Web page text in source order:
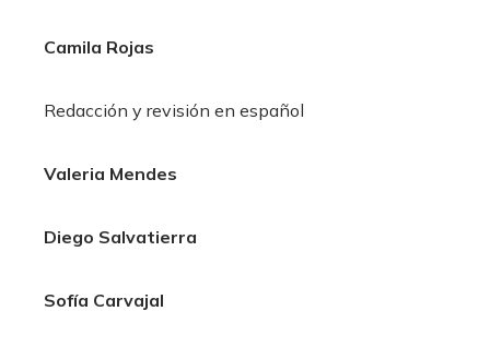
Camila Rojas
Redacción y revisión en español
Valeria Mendes
Diego Salvatierra
Sofía Carvajal